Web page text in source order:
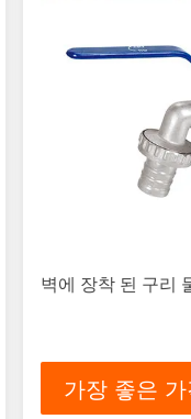
벽에 장착 된 구리
가장 좋은